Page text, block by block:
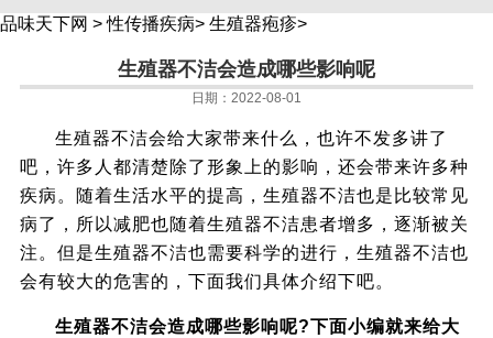
品味天下网 >性传播疾病> 生殖器疱疹>
生殖器不洁会造成哪些影响呢
日期：2022-08-01
生殖器不洁会给大家带来什么，也许不发多讲了
吧，许多人都清楚除了形象上的影响，还会带来许多种
疾病。随着生活水平的提高，生殖器不洁也是比较常见
病了，所以减肥也随着生殖器不洁患者增多，逐渐被关
注。但是生殖器不洁也需要科学的进行，生殖器不洁也
会有较大的危害的，下面我们具体介绍下吧。
生殖器不洁会造成哪些影响呢?下面小编就来给大